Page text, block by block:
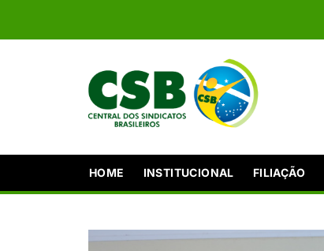
HOME INSTITUCIONAL FILIAÇÃO